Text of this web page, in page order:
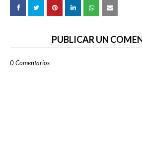
PUBLICAR UN
0 Comentarios